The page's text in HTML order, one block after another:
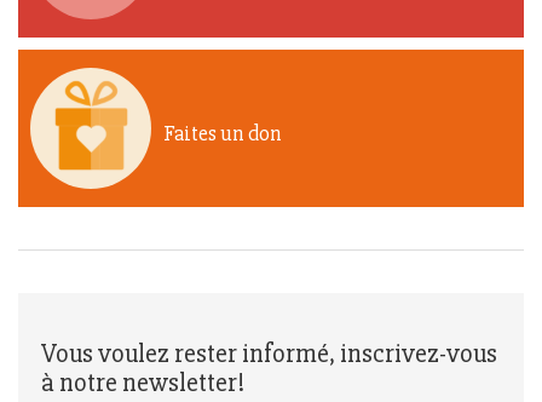
Faites un don
Vous voulez rester informé, inscrivez-vous
à notre newsletter!